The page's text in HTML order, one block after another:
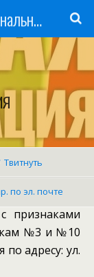
Государственное профессиональное образовательное учреждение
Твитнуть
по эл. почте
признаками
№3 и №10
по адресу: ул.